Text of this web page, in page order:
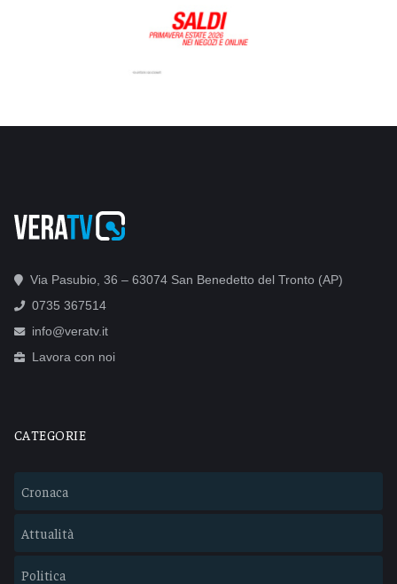
Via Pasubio, 36 – 63074 San Benedetto del Tronto (AP)
0735 367514
info@veratv.it
Lavora con noi
CATEGORIE
Cronaca
Attualità
Politica